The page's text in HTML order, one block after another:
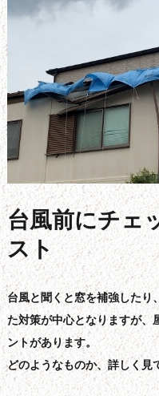
台風前にチェ
スト
台風と聞くと窓を補強したり
た対策が中心となりますが、
ントがあります。
どのようなものか、詳しく見